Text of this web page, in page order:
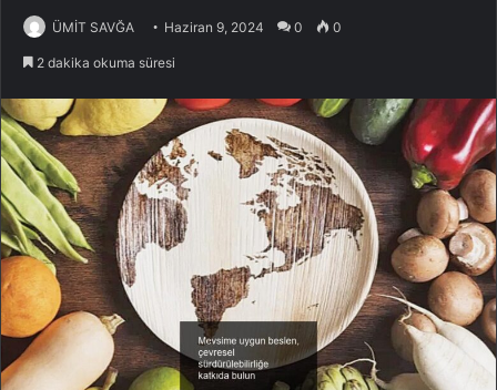
ÜMİT SAVĞA Haziran 9, 2024 0 0
2 dakika okuma süresi